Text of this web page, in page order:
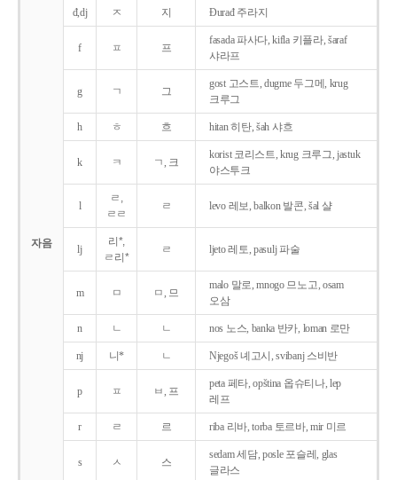
자음
đ,dj ㅈ 지 Ðurađ 주라지
f ㅍ 프
fasada 파사다, kifla 키플라, šaraf
샤라프
g ㄱ 그
gost 고스트, dugme 두그메, krug
크루그
h ㅎ 흐 hitan 히탄, šah 샤흐
k ㅋ ㄱ, 크
korist 코리스트, krug 크루그, jastuk
야스투크
l
ㄹ,
ㄹㄹ
ㄹ levo 레보, balkon 발콘, šal 샬
lj
리*,
ㄹ리*
ㄹ ljeto 레토, pasulj 파술
m ㅁ ㅁ, 므
malo 말로, mnogo 므노고, osam
오삼
n ㄴ ㄴ nos 노스, banka 반카, loman 로만
nj 니* ㄴ Njegoš 녜고시, svibanj 스비반
p ㅍ ㅂ, 프
peta 페타, opština 옵슈티나, lep
레프
r ㄹ 르 riba 리바, torba 토르바, mir 미르
s ㅅ 스
sedam 세담, posle 포슬레, glas
글라스